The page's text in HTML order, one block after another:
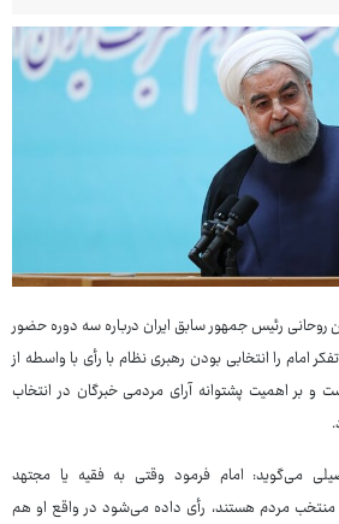
رئیس جمهور سابق ایران درباره سه دوره حضور
امام را انتخابی بودن رهبری نظام با رأی با واسطه از
بر اهمیت پشتوانه آرای مردمی خبرگان در انتخاب
می‌گوید: امام فرمود وقتی به فقیه یا مجتهد
منتخب مردم هستند، رأی داده می‌شود در واقع او هم